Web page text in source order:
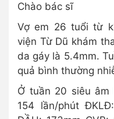
Chào bác sĩ
Vợ em 26 tuổi từ
viện Từ Dũ khám
da gáy là 5.4mm.
quả bình thường
Ở tuần 20 siêu
154 lần/phút